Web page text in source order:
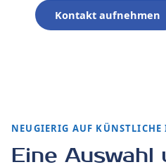
Kontakt aufnehmen
NEUGIERIG AUF KÜNSTLICHE
Eine Auswahl